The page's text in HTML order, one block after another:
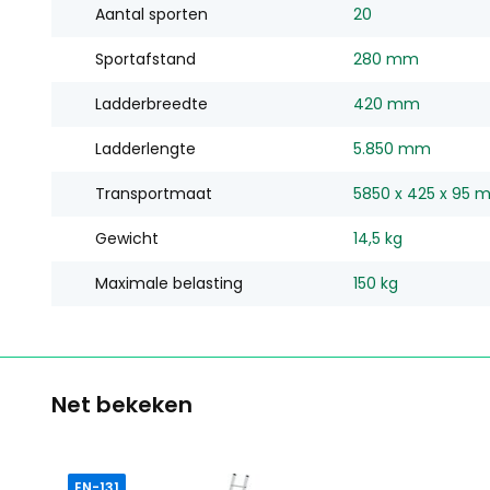
Aantal sporten 20
Sportafstand 280 mm
Ladderbreedte 420 mm
Ladderlengte 5.850 mm
Transportmaat 5850 x 425 x 95
Gewicht 14,5 kg
Maximale belasting 150 kg
Net bekeken